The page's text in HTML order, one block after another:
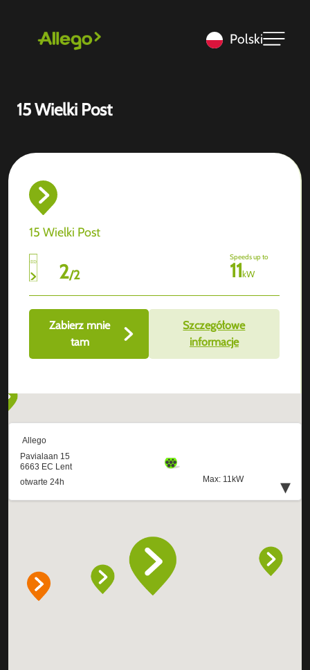
Polski
15 Wielki Post
15 Wielki Post
2/2
Speeds up to
11kW
Zabierz mnie
tam
Szczegółowe
informacje